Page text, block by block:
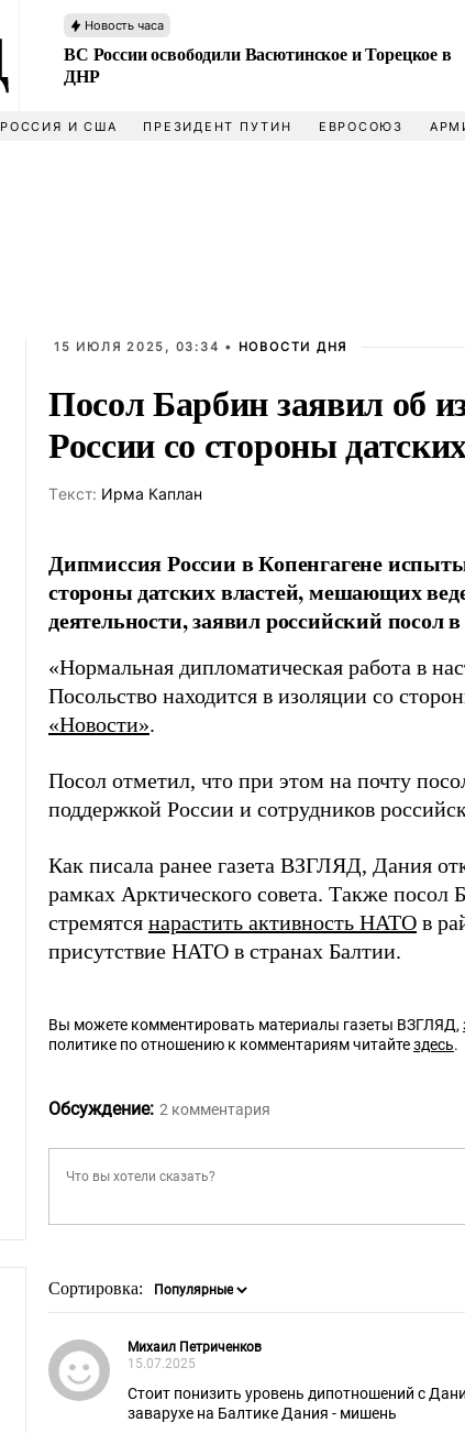
Новость часа
ВС России освободили Васютинское и Торецкое в
ДНР
РОССИЯ И США ПРЕЗИДЕНТ ПУТИН ЕВРОСОЮЗ
15 ИЮЛЯ 2025, 03:34 • НОВОСТИ ДНЯ
Посол Барбин заявил об
России со стороны
Tекст: Ирма Каплан
Дипмиссия России в Копенгагене
стороны датских властей, мешающих
деятельности, заявил российский
«Нормальная дипломатическая работа в
Посольство находится в изоляции со
«Новости».
Посол отметил, что при этом на почту
поддержкой России и сотрудников
Как писала ранее газета ВЗГЛЯД, Дания
рамках Арктического совета. Также посол
стремятся нарастить активность НАТО в
присутствие НАТО в странах Балтии.
Вы можете комментировать материалы газеты ВЗГЛЯД,
политике по отношению к комментариям читайтездесь.
Обсуждение: 2 комментария
Сортировка:
Михаил Петриченков
15.07.2025
Стоит понизить уровень дипотношений с
заварухе на Балтике Дания - мишень